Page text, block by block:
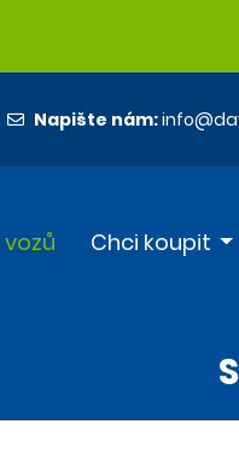
Napište nám:
Chci koupit